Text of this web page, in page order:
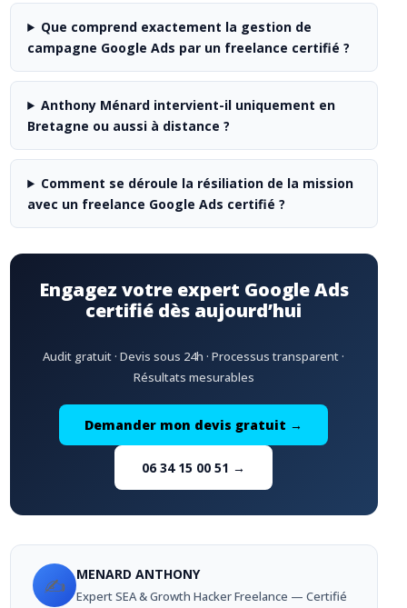
Que comprend exactement la gestion de
campagne Google Ads par un freelance certifié ?
Anthony Ménard intervient-il uniquement en
Bretagne ou aussi à distance ?
Comment se déroule la résiliation de la mission
avec un freelance Google Ads certifié ?
Engagez votre expert Google Ads
certifié dès aujourd’hui
Audit gratuit · Devis sous 24h · Processus transparent ·
Résultats mesurables
Demander mon devis gratuit →
06 34 15 00 51 →
✍️ MENARD ANTHONY
Expert SEA & Growth Hacker Freelance — Certifié